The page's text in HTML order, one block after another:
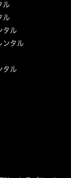
ル
ル
タル
ンタル
タル